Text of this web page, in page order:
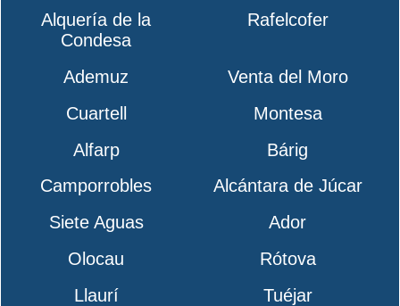
Alquería de la
Condesa
Rafelcofer
Ademuz
Venta del Moro
Cuartell
Montesa
Alfarp
Bárig
Camporrobles
Alcántara de Júcar
Siete Aguas
Ador
Olocau
Rótova
Llaurí
Tuéjar